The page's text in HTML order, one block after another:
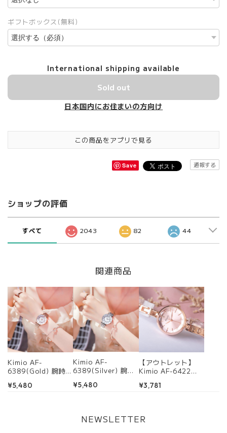
ギフトボックス(無料)
International shipping available
Sold out
日本国内にお住まいの方向け
この商品をアプリで見る
Save 通報する
ショップの評価
すべて 2043 82 44
関連商品
Kimio AF-
6389(Gold) 腕時
¥5,480
Kimio AF-
6389(Silver) 腕時
¥5,480
【アウトレット】
Kimio AF-6422
腕時計 レディース
¥3,781
NEWSLETTER